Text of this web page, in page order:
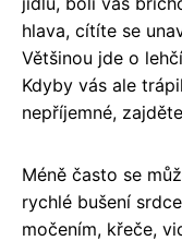
hlava, cítíte se
Většinou jde o
Kdyby vás ale
nepříjemné,
Méně často se
rychlé bušení
močením, křeče,